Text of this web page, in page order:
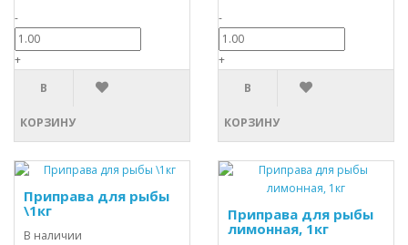
-
+
В
КОРЗИНУ
-
+
В
КОРЗИНУ
Приправа для рыбы
\1кг
В наличии
Приправа для рыбы
лимонная, 1кг